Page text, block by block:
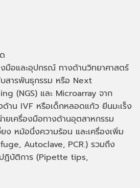
มือและอุปกรณ์ ทางด้านวิทยาศาสตร์
สารพันธุกรรม หรือ Next
(NGS) และ Microarray จาก
ด้าน IVF หรือเด็กหลอดแก้ว ยีนมะเร็ง
ยเครื่องมือทางด้านอุตสาหกรรม
ง หม้อนึ่งความร้อน และเครื่องเพิ่ม
Autoclave, PCR.) รวมถึง
ฏิบัติการ (Pipette tips,